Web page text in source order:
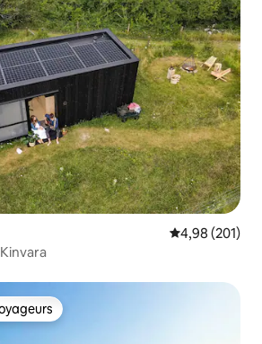
Évaluation
4,98 (201)
les plus appréciés